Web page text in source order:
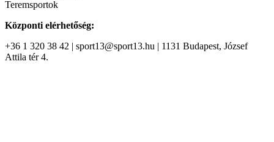
Teremsportok
Központi elérhetőség:
+36 1 320 38 42 | sport13@sport13.hu | 1131 Budapest, József
Attila tér 4.